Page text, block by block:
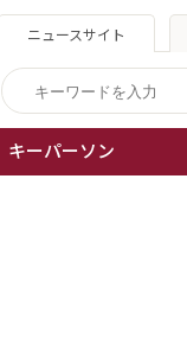
ニュースサイト
キーパーソン